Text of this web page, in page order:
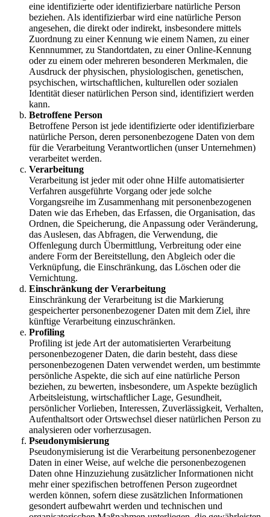
eine identifizierte oder identifizierbare natürliche Person
beziehen. Als identifizierbar wird eine natürliche Person
angesehen, die direkt oder indirekt, insbesondere mittels
Zuordnung zu einer Kennung wie einem Namen, zu einer
Kennnummer, zu Standortdaten, zu einer Online-Kennung
oder zu einem oder mehreren besonderen Merkmalen, die
Ausdruck der physischen, physiologischen, genetischen,
psychischen, wirtschaftlichen, kulturellen oder sozialen
Identität dieser natürlichen Person sind, identifiziert werden
kann.
Betroffene Person
Betroffene Person ist jede identifizierte oder identifizierbare
natürliche Person, deren personenbezogene Daten von dem
für die Verarbeitung Verantwortlichen (unser Unternehmen)
verarbeitet werden.
Verarbeitung
Verarbeitung ist jeder mit oder ohne Hilfe automatisierter
Verfahren ausgeführte Vorgang oder jede solche
Vorgangsreihe im Zusammenhang mit personenbezogenen
Daten wie das Erheben, das Erfassen, die Organisation, das
Ordnen, die Speicherung, die Anpassung oder Veränderung,
das Auslesen, das Abfragen, die Verwendung, die
Offenlegung durch Übermittlung, Verbreitung oder eine
andere Form der Bereitstellung, den Abgleich oder die
Verknüpfung, die Einschränkung, das Löschen oder die
Vernichtung.
Einschränkung der Verarbeitung
Einschränkung der Verarbeitung ist die Markierung
gespeicherter personenbezogener Daten mit dem Ziel, ihre
künftige Verarbeitung einzuschränken.
Profiling
Profiling ist jede Art der automatisierten Verarbeitung
personenbezogener Daten, die darin besteht, dass diese
personenbezogenen Daten verwendet werden, um bestimmte
persönliche Aspekte, die sich auf eine natürliche Person
beziehen, zu bewerten, insbesondere, um Aspekte bezüglich
Arbeitsleistung, wirtschaftlicher Lage, Gesundheit,
persönlicher Vorlieben, Interessen, Zuverlässigkeit, Verhalten,
Aufenthaltsort oder Ortswechsel dieser natürlichen Person zu
analysieren oder vorherzusagen.
Pseudonymisierung
Pseudonymisierung ist die Verarbeitung personenbezogener
Daten in einer Weise, auf welche die personenbezogenen
Daten ohne Hinzuziehung zusätzlicher Informationen nicht
mehr einer spezifischen betroffenen Person zugeordnet
werden können, sofern diese zusätzlichen Informationen
gesondert aufbewahrt werden und technischen und